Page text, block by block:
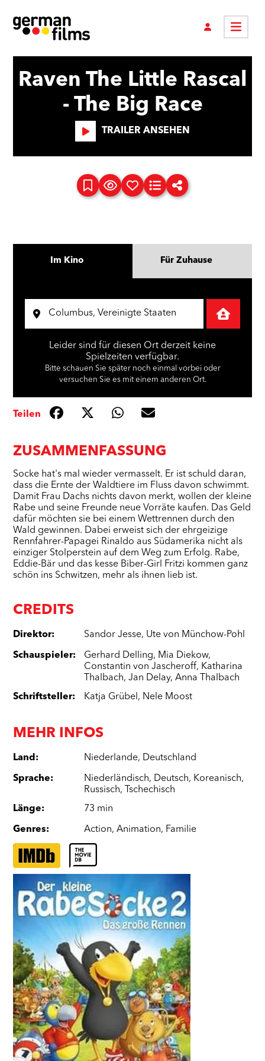
Raven The Little Rascal
- The Big Race
TRAILER ANSEHEN
ZUSAMMENFASSUNG
Socke hat's mal wieder vermasselt. Er ist schuld daran,
dass die Ernte der Waldtiere im Fluss davon schwimmt.
Damit Frau Dachs nichts davon merkt, wollen der kleine
Rabe und seine Freunde neue Vorräte kaufen. Das Geld
dafür möchten sie bei einem Wettrennen durch den
Wald gewinnen. Dabei erweist sich der ehrgeizige
Rennfahrer-Papagei Rinaldo aus Südamerika nicht als
einziger Stolperstein auf dem Weg zum Erfolg. Rabe,
Eddie-Bär und das kesse Biber-Girl Fritzi kommen ganz
schön ins Schwitzen, mehr als ihnen lieb ist.
CREDITS
Direktor: Sandor Jesse, Ute von Münchow-Pohl
Schauspieler: Gerhard Delling, Mia Diekow,
Constantin von Jascheroff, Katharina
Thalbach,Jan Delay,Anna Thalbach
Schriftsteller: Katja Grübel, Nele Moost
MEHR INFOS
Land: Niederlande, Deutschland
Sprache: Niederländisch, Deutsch, Koreanisch,
Russisch, Tschechisch
Länge: 73 min
Genres: Action,Animation, Familie
Im Kino Für Zuhause
Leider sind für diesen Ort derzeit keine
Spielzeiten verfügbar.
Bitte schauen Sie später noch einmal vorbei oder
versuchen Sie es mit einem anderen Ort.
Teilen